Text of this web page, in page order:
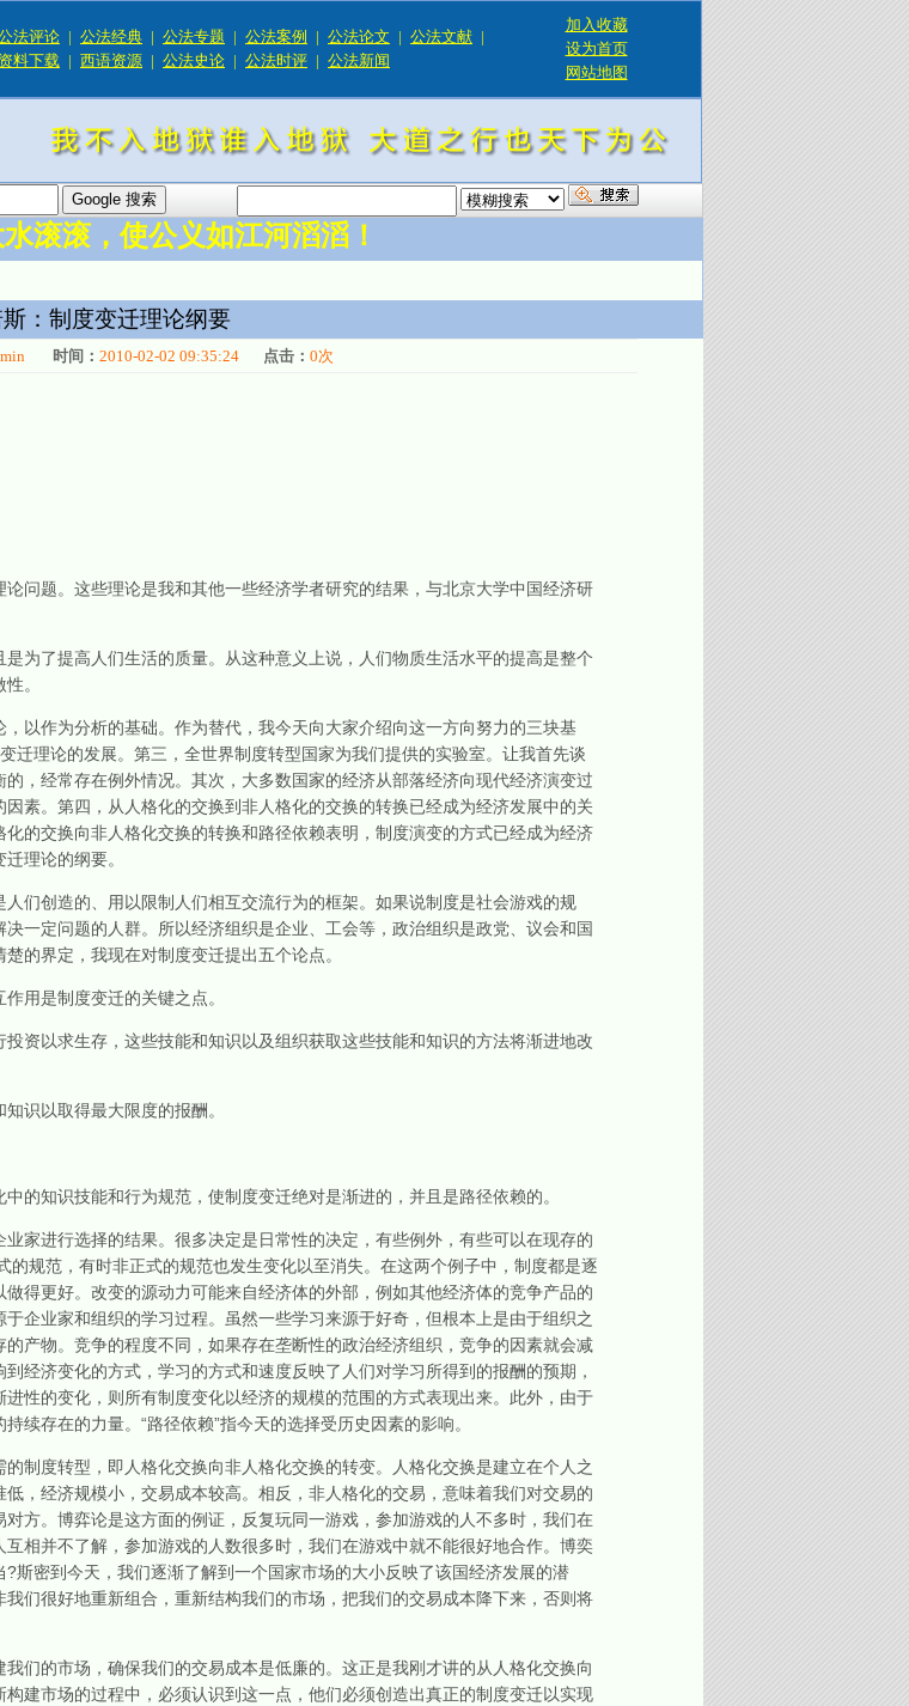
法评论 | 公法经典 | 公法专题 | 公法案例 | 公法论文 | 公法文献 |
资料下载 | 西语资源 | 公法史论 | 公法时评 | 公法新闻
加入收藏
设为首页
网站地图
滚滚，使公义如江河滔滔！
：制度变迁理论纲要
时间： 2010-02-02 09:35:24 点击： 0次
题。这些理论是我和其他一些经济学者研究的结果，与北京大学中国经济研
了提高人们生活的质量。从这种意义上说，人们物质生活水平的提高是整个
。
作为分析的基础。作为替代，我今天向大家介绍向这一方向努力的三块基
迁理论的发展。第三，全世界制度转型国家为我们提供的实验室。让我首先谈
，经常存在例外情况。其次，大多数国家的经济从部落经济向现代经济演变过
素。第四，从人格化的交换到非人格化的交换的转换已经成为经济发展中的关
的交换向非人格化交换的转换和路径依赖表明，制度演变的方式已经成为经济
理论的纲要。
创造的、用以限制人们相互交流行为的框架。如果说制度是社会游戏的规
一定问题的人群。所以经济组织是企业、工会等，政治组织是政党、议会和国
的界定，我现在对制度变迁提出五个论点。
用是制度变迁的关键之点。
以求生存，这些技能和知识以及组织获取这些技能和知识的方法将渐进地改
识以取得最大限度的报酬。
知识技能和行为规范，使制度变迁绝对是渐进的，并且是路径依赖的。
进行选择的结果。很多决定是日常性的决定，有些例外，有些可以在现存的
规范，有时非正式的规范也发生变化以至消失。在这两个例子中，制度都是逐
得更好。改变的源动力可能来自经济体的外部，例如其他经济体的竞争产品的
企业家和组织的学习过程。虽然一些学习来源于好奇，但根本上是由于组织之
产物。竞争的程度不同，如果存在垄断性的政治经济组织，竞争的因素就会减
经济变化的方式，学习的方式和速度反映了人们对学习所得到的报酬的预期，
性的变化，则所有制度变化以经济的规模的范围的方式表现出来。此外，由于
续存在的力量。“路径依赖”指今天的选择受历史因素的影响。
度转型，即人格化交换向非人格化交换的转变。人格化交换是建立在个人之
，经济规模小，交易成本较高。相反，非人格化的交易，意味着我们对交易的
方。博弈论是这方面的例证，反复玩同一游戏，参加游戏的人不多时，我们在
相并不了解，参加游戏的人数很多时，我们在游戏中就不能很好地合作。博奕
斯密到今天，我们逐渐了解到一个国家市场的大小反映了该国经济发展的潜
们很好地重新组合，重新结构我们的市场，把我们的交易成本降下来，否则将
的市场，确保我们的交易成本是低廉的。这正是我刚才讲的从人格化交换向
建市场的过程中，必须认识到这一点，他们必须创造出真正的制度变迁以实现